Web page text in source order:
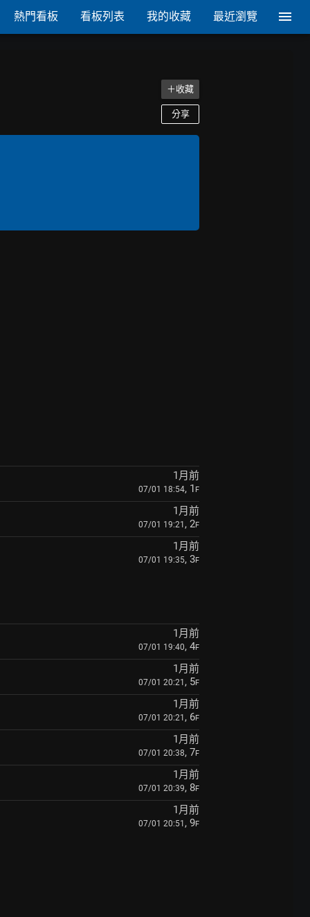
熱門看板 看板列表 我的收藏 最近瀏覽
＋收藏
分享
1月前
07/01 18:54, 1 F
1月前
07/01 19:21 , 2F
1月前
07/01 19:35, 3F
1月前
07/01 19:40, 4F
1月前
07/01 20:21 , 5F
1月前
07/01 20:21 , 6F
1月前
07/01 20:38, 7F
1月前
07/01 20:39, 8F
1月前
07/01 20:51 , 9F